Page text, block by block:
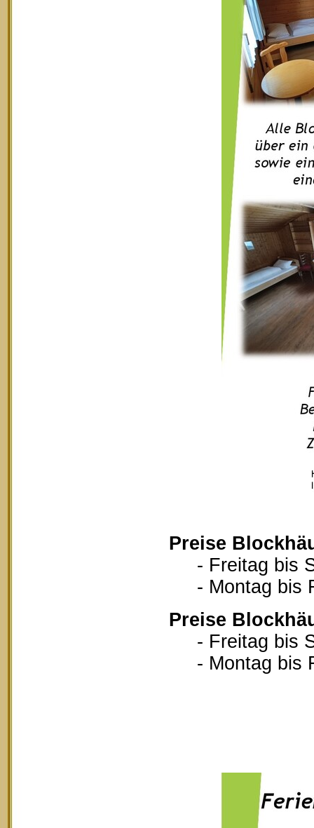
Preise
- Freitag bis
- Montag bis
Preise
- Freitag bis
- Montag bis